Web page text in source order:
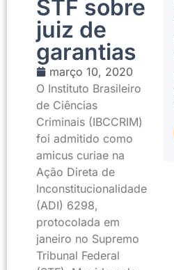
STF sobre
juiz de
garantias
março 10, 2020
O Instituto Brasileiro
de Ciências
Criminais (IBCCRIM)
foi admitido como
amicus curiae na
Ação Direta de
Inconstitucionalidade
(ADI) 6298,
protocolada em
janeiro no Supremo
Tribunal Federal